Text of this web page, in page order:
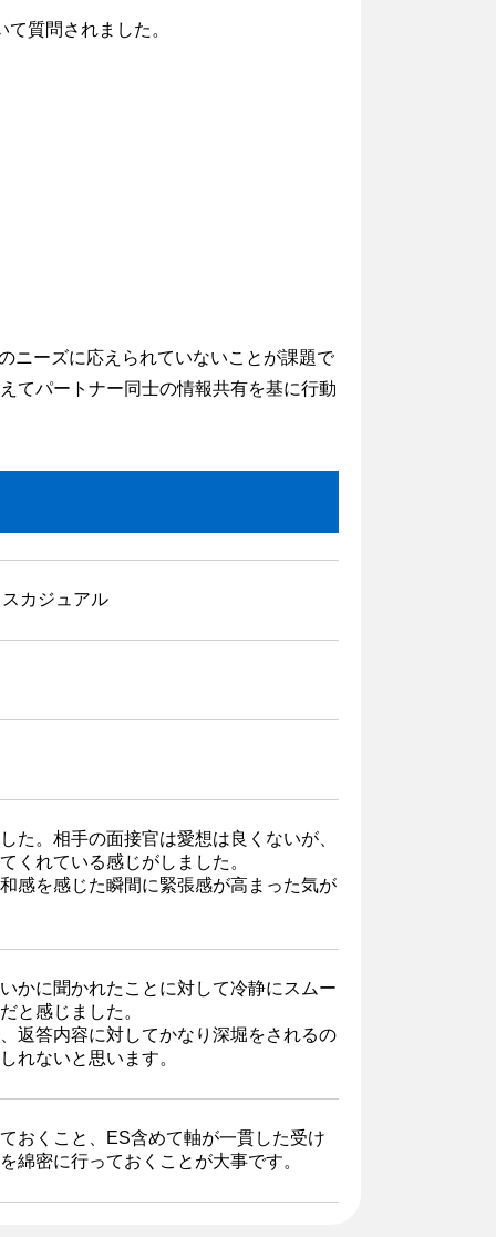
質問されました。
ニーズに応えられていないことが課題で
てパートナー同士の情報共有を基に行動
カジュアル
た。相手の面接官は愛想は良くないが、
くれている感じがしました。
感を感じた瞬間に緊張感が高まった気が
かに聞かれたことに対して冷静にスムー
と感じました。
返答内容に対してかなり深堀をされるの
れないと思います。
おくこと、ES含めて軸が一貫した受け
綿密に行っておくことが大事です。